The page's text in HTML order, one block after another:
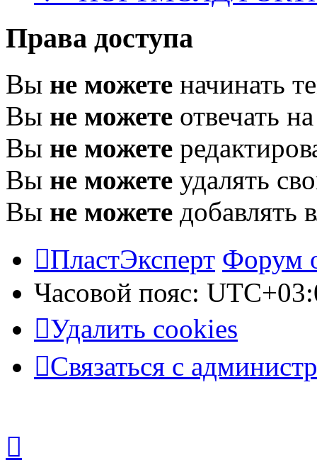
Права доступа
Вы не можете начинать
Вы не можете отвечать
Вы не можете
Вы не можете удалять
Вы не можете добавлять
ПластЭксперт Форум
Часовой пояс:
Удалить cookies
Связаться с